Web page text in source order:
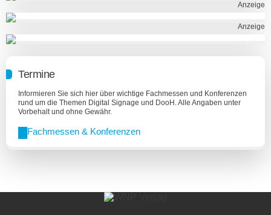
Anzeige
Anzeige
Termine
Informieren Sie sich hier über wichtige Fachmessen und Konferenzen
rund um die Themen Digital Signage und DooH. Alle Angaben unter
Vorbehalt und ohne Gewähr.
Fachmessen & Konferenzen